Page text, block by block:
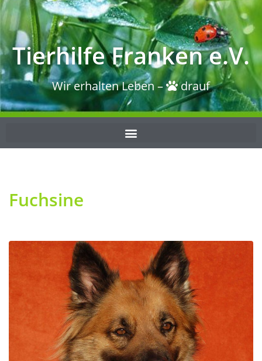
Tierhilfe Franken e.V.
Wir erhalten Leben – drauf
Fuchsine